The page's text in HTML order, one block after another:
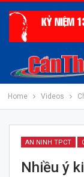
Home Videos
AN NINH TPCT
Nhiều ý